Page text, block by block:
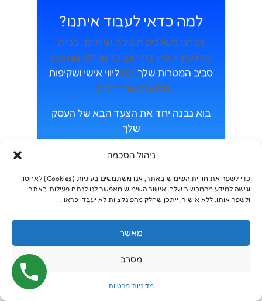
ניהול הסכמה
כדי לשפר את חוויית השימוש באתר, אנו משתמשים בעוגיות (Cookies) לאחסון
וגישה למידע מהמכשיר שלך. אישור השימוש מאפשר לנו לנתח פעילות באתר
ולשפר אותו. ללא אישור, ייתכן שחלק מהפונקציות לא יעבדו כראוי.
מאשר
מסרב
מדיניות פרטיות
למה כדאי לעבוד איתנו?
אנחנו משלבים חשיבה שיווקית, בנייה
מדויקת וניסיון בקידום. כל תהליך מתוכנן
סביב המטרות שלך, עםליווי אישי ושקיפות
מלאה לאורך הדרך.
בוא נבנה יחד את הצעד הבא של העסק
שלך
מתחילים לעבוד עם סייטקיק